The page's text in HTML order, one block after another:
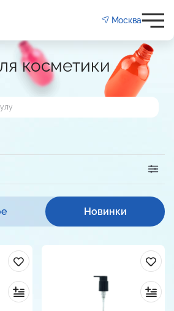
Москва
косметики
Новинки